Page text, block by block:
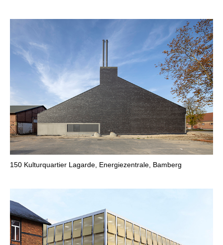
150 Kulturquartier Lagarde, Energiezentrale, Bamberg